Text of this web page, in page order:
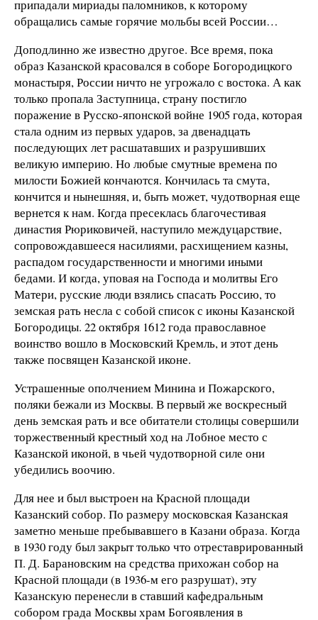
припадали мириады паломников, к которому
обращались самые горячие мольбы всей России…
Доподлинно же известно другое. Все время, пока
образ Казанской красовался в соборе Богородицкого
монастыря, России ничто не угрожало с востока. А как
только пропала Заступница, страну постигло
поражение в Русско-японской войне 1905 года, которая
стала одним из первых ударов, за двенадцать
последующих лет расшатавших и разрушивших
великую империю. Но любые смутные времена по
милости Божией кончаются. Кончилась та смута,
кончится и нынешняя, и, быть может, чудотворная еще
вернется к нам. Когда пресеклась благочестивая
династия Рюриковичей, наступило междуцарствие,
сопровождавшееся насилиями, расхищением казны,
распадом государственности и многими иными
бедами. И когда, уповая на Господа и молитвы Его
Матери, русские люди взялись спасать Россию, то
земская рать несла с собой список с иконы Казанской
Богородицы. 22 октября 1612 года православное
воинство вошло в Московский Кремль, и этот день
также посвящен Казанской иконе.
Устрашенные ополчением Минина и Пожарского,
поляки бежали из Москвы. В первый же воскресный
день земская рать и все обитатели столицы совершили
торжественный крестный ход на Лобное место с
Казанской иконой, в чьей чудотворной силе они
убедились воочию.
Для нее и был выстроен на Красной площади
Казанский собор. По размеру московская Казанская
заметно меньше пребывавшего в Казани образа. Когда
в 1930 году был закрыт только что отреставрированный
П. Д. Барановским на средства прихожан собор на
Красной площади (в 1936-м его разрушат), эту
Казанскую перенесли в ставший кафедральным
собором града Москвы храм Богоявления в